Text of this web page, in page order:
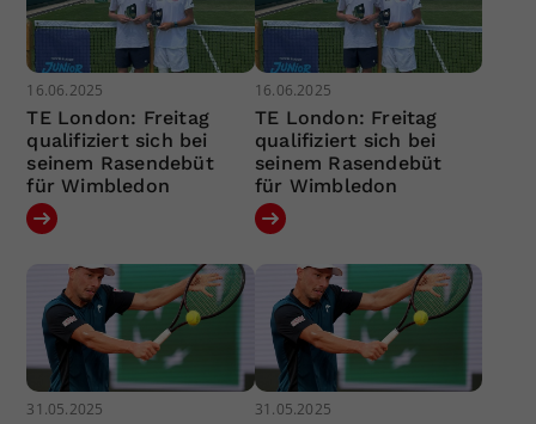
16.06.2025
TE London: Freitag
qualifiziert sich bei
seinem Rasendebüt
für Wimbledon
16.06.2025
TE London: Freitag
qualifiziert sich bei
seinem Rasendebüt
für Wimbledon
31.05.2025 31.05.2025